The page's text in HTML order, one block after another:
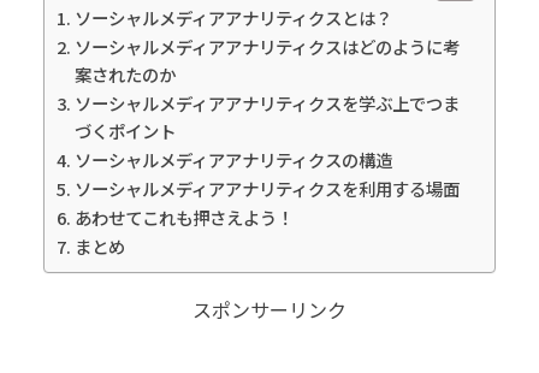
ソーシャルメディアアナリティクスとは？
ソーシャルメディアアナリティクスはどのように考
案されたのか
ソーシャルメディアアナリティクスを学ぶ上でつま
づくポイント
ソーシャルメディアアナリティクスの構造
ソーシャルメディアアナリティクスを利用する場面
あわせてこれも押さえよう！
まとめ
スポンサーリンク